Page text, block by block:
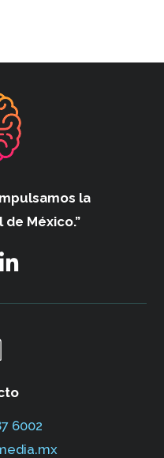
la
México.”
6002‬